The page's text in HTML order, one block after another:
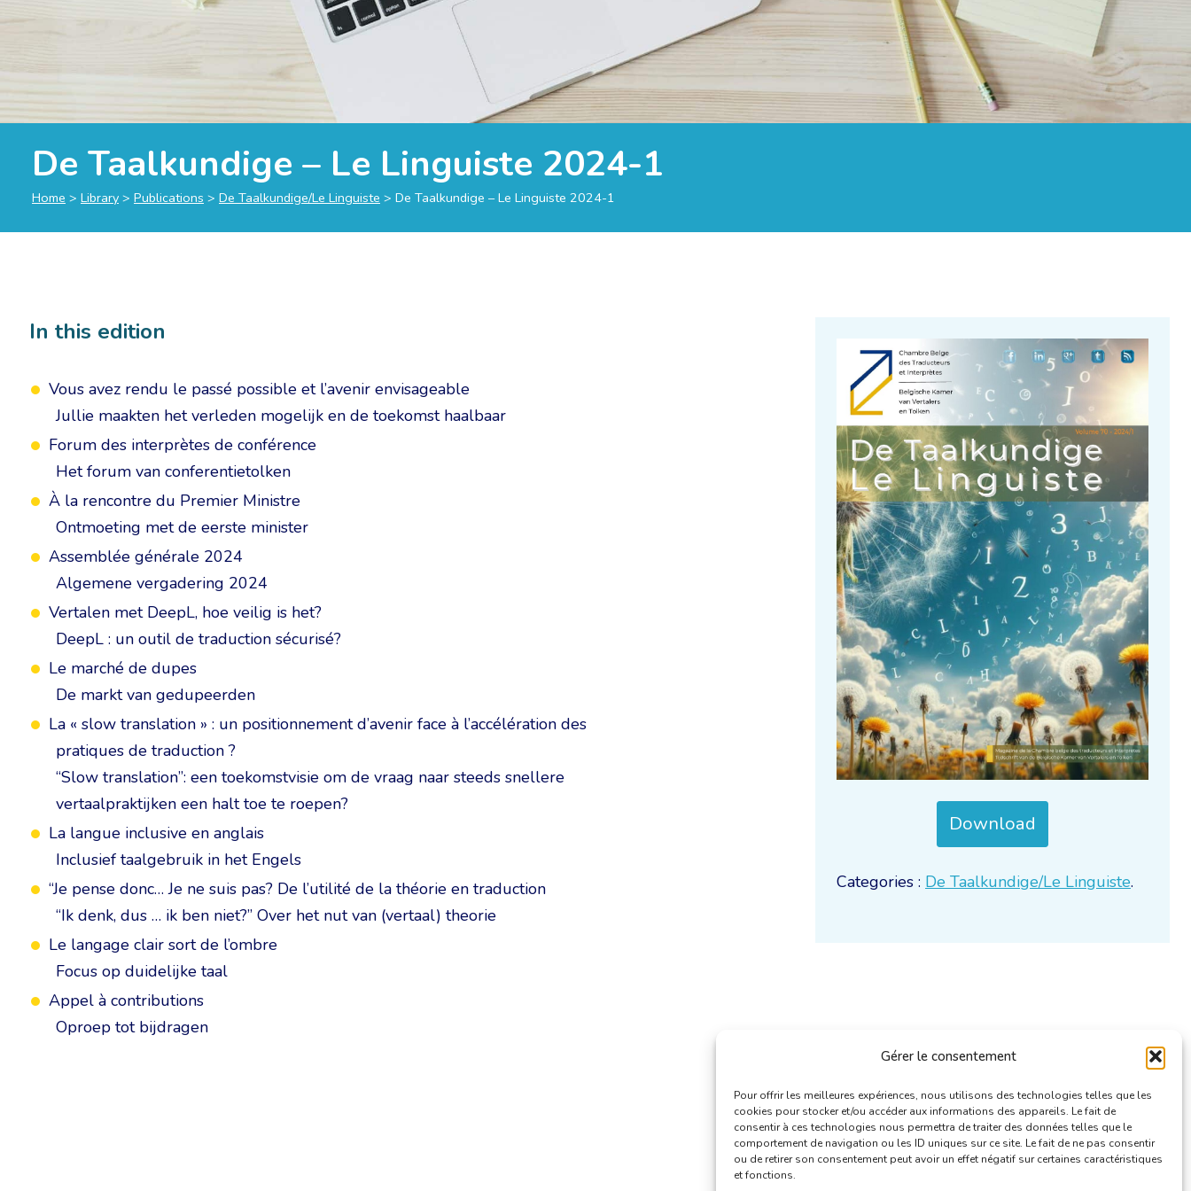
Gérer le consentement
Pour offrir les meilleures expériences, nous utilisons des technologies telles que les
cookies pour stocker et/ou accéder aux informations des appareils. Le fait de
consentir à ces technologies nous permettra de traiter des données telles que le
comportement de navigation ou les ID uniques sur ce site. Le fait de ne pas consentir
ou de retirer son consentement peut avoir un effet négatif sur certaines caractéristiques
et fonctions.
De Taalkundige – Le Linguiste 2024-1
Home > Library > Publications > De Taalkundige/Le Linguiste > De Taalkundige – Le Linguiste 2024-1
In this edition
Vous avez rendu le passé possible et l’avenir envisageable
Jullie maakten het verleden mogelijk en de toekomst haalbaar
Forum des interprètes de conférence
Het forum van conferentietolken
À la rencontre du Premier Ministre
Ontmoeting met de eerste minister
Assemblée générale 2024
Algemene vergadering 2024
Vertalen met DeepL, hoe veilig is het?
DeepL : un outil de traduction sécurisé?
Le marché de dupes
De markt van gedupeerden
La « slow translation » : un positionnement d’avenir face à l’accélération des
pratiques de traduction ?
“Slow translation”: een toekomstvisie om de vraag naar steeds snellere
vertaalpraktijken een halt toe te roepen?
La langue inclusive en anglais
Inclusief taalgebruik in het Engels
“Je pense donc… Je ne suis pas? De l’utilité de la théorie en traduction
“Ik denk, dus … ik ben niet?” Over het nut van (vertaal) theorie
Le langage clair sort de l’ombre
Focus op duidelijke taal
Appel à contributions
Oproep tot bijdragen
Download
Categories : De Taalkundige/Le Linguiste.